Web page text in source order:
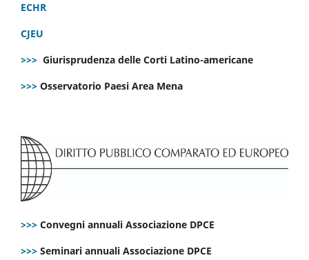
ECHR
CJEU
>>> Giurisprudenza delle Corti Latino-americane
>>> Osservatorio Paesi Area Mena
>>> Convegni annuali Associazione DPCE
>>> Seminari annuali Associazione DPCE